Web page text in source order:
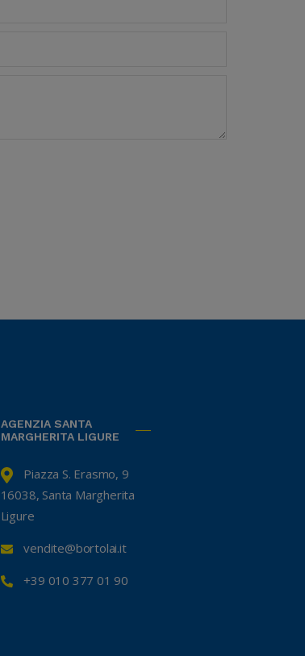
AGENZIA SANTA
MARGHERITA LIGURE
Piazza S. Erasmo, 9
16038, Santa Margherita
Ligure
vendite@bortolai.it
+39 010 377 01 90